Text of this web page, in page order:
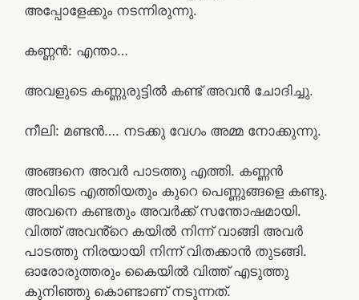
അപ്പോളേക്കും നടന്നിരുന്നു.
കണ്ണൻ: എന്താ…
അവളുടെ കണ്ണുരുട്ടിൽ കണ്ട് അവൻ ചോദിച്ചു.
നീലി: മണ്ടൻ…. നടക്കു വേഗം അമ്മ നോക്കുന്നു.
അങ്ങനെ അവർ പാടത്തു എത്തി. കണ്ണൻ
അവിടെ എത്തിയതും കുറെ പെണ്ണുങ്ങളെ കണ്ടു.
അവനെ കണ്ടതും അവർക്ക് സന്തോഷമായി.
വിത്ത് അവൻ്റെ കയിൽ നിന്ന് വാങ്ങി അവർ
പാടത്തു നിരയായി നിന്ന് വിതക്കാൻ തുടങ്ങി.
ഓരോരുത്തരും കൈയിൽ വിത്ത് എടുത്തു
കുനിഞ്ഞു കൊണ്ടാണ് നടുന്നത്.